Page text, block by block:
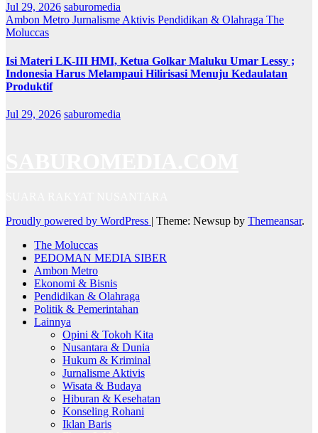
Jul 29, 2026 saburomedia
Ambon Metro Jurnalisme Aktivis Pendidikan & Olahraga The
Moluccas
Isi Materi LK-III HMI, Ketua Golkar Maluku Umar Lessy ;
Indonesia Harus Melampaui Hilirisasi Menuju Kedaulatan
Produktif
Jul 29, 2026 saburomedia
Proudly powered by WordPress | Theme: Newsup by Themeansar.
The Moluccas
PEDOMAN MEDIA SIBER
Ambon Metro
Ekonomi & Bisnis
Pendidikan & Olahraga
Politik & Pemerintahan
Lainnya
Opini & Tokoh Kita
Nusantara & Dunia
Hukum & Kriminal
Jurnalisme Aktivis
Wisata & Budaya
Hiburan & Kesehatan
Konseling Rohani
Iklan Baris